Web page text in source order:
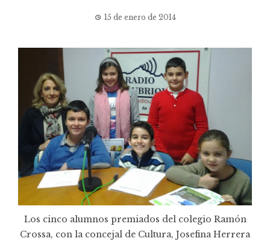
15 de enero de 2014
Los cinco alumnos premiados del colegio Ramón
Crossa, con la concejal de Cultura, Josefina Herrera